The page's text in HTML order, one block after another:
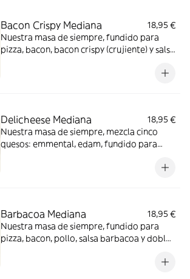
Bacon Crispy Mediana
18,95 €
Nuestra masa de siempre, fundido para
pizza, bacon, bacon crispy (crujiente) y salsa
Delicheese Mediana
18,95 €
Nuestra masa de siempre, mezcla cinco
quesos: emmental, edam, fundido para
confitado y orégano. El festival de queso
Barbacoa Mediana
18,95 €
Nuestra masa de siempre, fundido para
pizza, bacon, pollo, salsa barbacoa y doble